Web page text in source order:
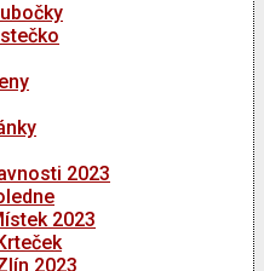
2023
2023
2023